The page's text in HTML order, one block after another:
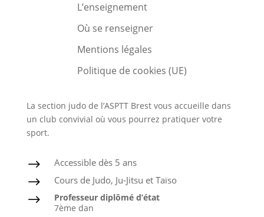
L’enseignement
Où se renseigner
Mentions légales
Politique de cookies (UE)
La section judo de l’ASPTT Brest vous accueille dans
un club convivial où vous pourrez pratiquer votre
sport.
$ Accessible dès 5 ans
$ Cours de Judo, Ju-Jitsu et Taïso
$
Professeur diplômé d’état
7ème dan